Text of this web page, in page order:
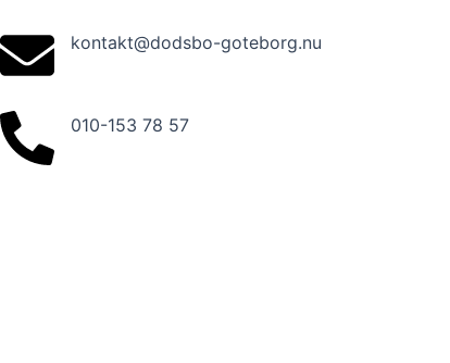
to
content
kontakt@dodsbo-goteborg.nu
010-153 78 57